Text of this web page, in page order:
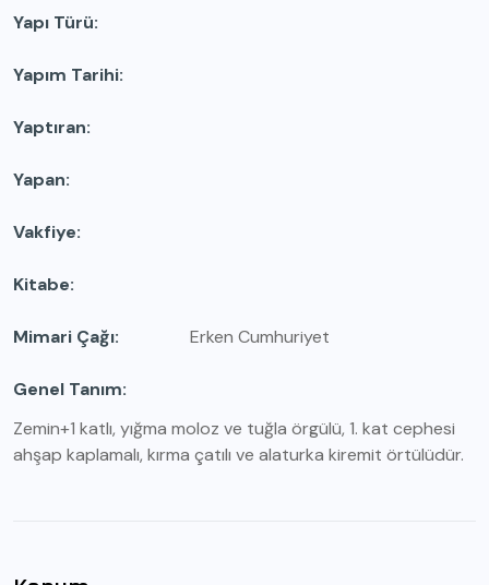
Yapı Türü
Yapım Tarihi
Yaptıran
Yapan
Vakfiye
Kitabe
Mimari Çağı Erken Cumhuriyet
Genel Tanım
Zemin+1 katlı, yığma moloz ve tuğla örgülü, 1. kat cephesi
ahşap kaplamalı, kırma çatılı ve alaturka kiremit örtülüdür.